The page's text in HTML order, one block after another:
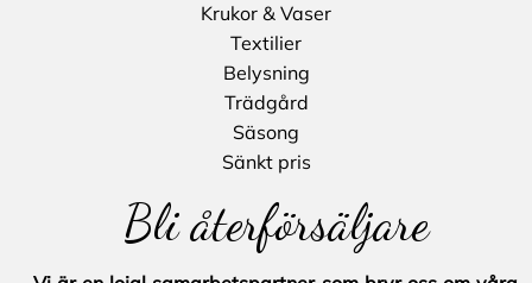
Krukor & Vaser
Textilier
Belysning
Trädgård
Säsong
Sänkt pris
Bli återförsäljare